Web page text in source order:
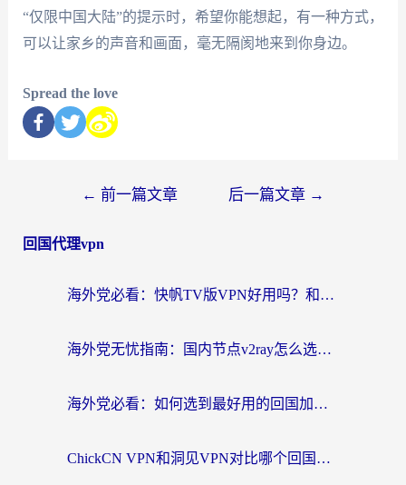
“仅限中国大陆”的提示时，希望你能想起，有一种方式，
可以让家乡的声音和画面，毫无隔阂地来到你身边。
Spread the love
← 前一篇文章 后一篇文章 →
回国代理vpn
海外党必看：快帆TV版VPN好用吗？和快游VPN对比哪个回国效果更好？附实用避坑指南
海外党无忧指南：国内节点v2ray怎么选？一键回国VPN+多场景实测帮你避坑
海外党必看：如何选到最好用的回国加速器？从节点到售后的全维度指南
ChickCN VPN和洞见VPN对比哪个回国效果更好？海外党亲测3款加速器+避坑指南